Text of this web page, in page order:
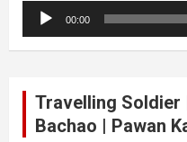
Audio
Player
00:00
Travelling Soldier
Bachao | Pawan